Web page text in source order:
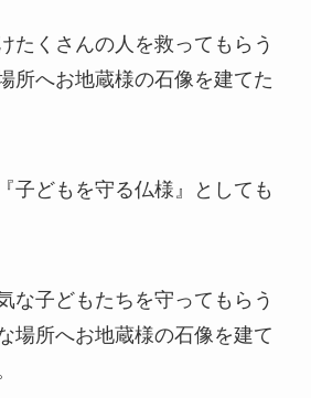
たくさんの人を救ってもらう
所へお地蔵様の石像を建てた
子どもを守る仏様』としても
な子どもたちを守ってもらう
場所へお地蔵様の石像を建て